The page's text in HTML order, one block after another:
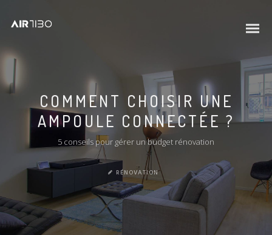
COMMENT CHOISIR UNE
AMPOULE CONNECTÉE ?
5 conseils pour gérer un budget rénovation
RÉNOVATION